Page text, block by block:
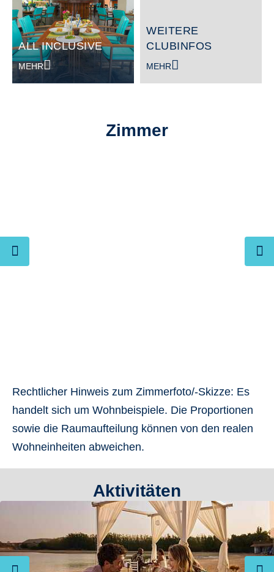
ALL INCLUSIVE
MEHR
WEITERE
CLUBINFOS
MEHR
Zimmer
DOPPELZIMMER
Rechtlicher Hinweis zum Zimmerfoto/-Skizze: Es
handelt sich um Wohnbeispiele. Die Proportionen
sowie die Raumaufteilung können von den realen
Wohneinheiten abweichen.
Aktivitäten